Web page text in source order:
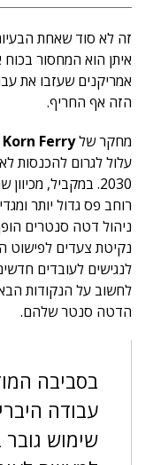
זה לא סוד שאחת
איתן הוא המחסור
הזה אף החריף.
מחקר שלKorn Ferry
רוחב פס גדול יותר
ניהול דטה סנטרים
נקיטת צעדים לפישוט
לנגישים לעובדים
לחשוב על הנקודות
הדטה סנטר שלהם.
בסביבה
עבודה
שימוש גובר